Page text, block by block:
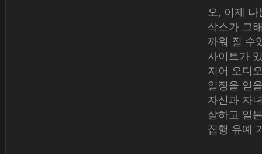
오, 이제
삭스가 그
까워 질 수
사이트가
지어 오디
일정을 얻
자신과 자
살하고 일
집행 유예